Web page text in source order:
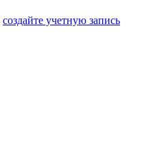
создайте учетную запись